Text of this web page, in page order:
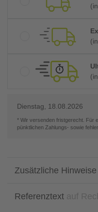
Dienstag, 18.08.2026
* Wir versenden fristgerecht. Für
pünktlichen Zahlungs- sowie
Zusätzliche Hinweise
Referenztext